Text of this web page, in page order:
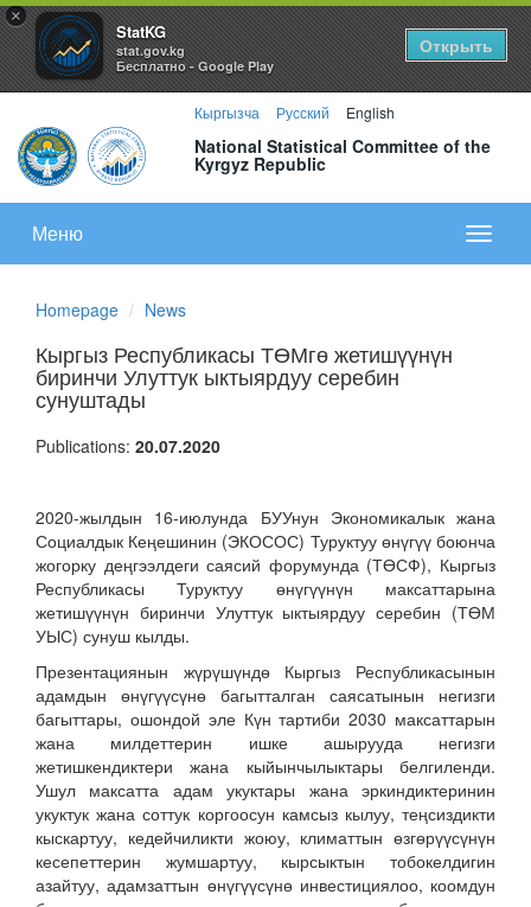
×
StatKG
stat.gov.kg
Бесплатно - Google Play
Открыть
Кыргызча Русский English
National Statistical Committee of the
Kyrgyz Republic
меню
Меню
Homepage News
Кыргыз Республикасы ТӨМгө жетишүүнүн
биринчи Улуттук ыктыярдуу серебин
сунуштады
Publications: 20.07.2020
2020-жылдын 16-июлунда БУУнун Экономикалык жана
Социалдык Кеңешинин (ЭКОСОС) Туруктуу өнүгүү боюнча
жогорку деңгээлдеги саясий форумунда (ТӨСФ), Кыргыз
Республикасы Туруктуу өнүгүүнүн максаттарына
жетишүүнүн биринчи Улуттук ыктыярдуу серебин (ТӨМ
УЫС) сунуш кылды.
Презентациянын жүрүшүндө Кыргыз Республикасынын
адамдын өнүгүүсүнө багытталган саясатынын негизги
багыттары, ошондой эле Күн тартиби 2030 максаттарын
жана милдеттерин ишке ашырууда негизги
жетишкендиктери жана кыйынчылыктары белгиленди.
Ушул максатта адам укуктары жана эркиндиктеринин
укуктук жана соттук коргоосун камсыз кылуу, теңсиздикти
кыскартуу, кедейчиликти жоюу, климаттын өзгөрүүсүнүн
кесепеттерин жумшартуу, кырсыктын тобокелдигин
азайтуу, адамзаттын өнүгүүсүнө инвестициялоо, коомдун